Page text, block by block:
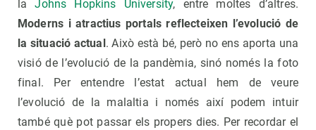
laJohns Hopkins University, entre moltes d’altres.
Moderns i atractius portals reflecteixen l’evolució de
la situació actual . Això està bé, però no ens aporta una
visió de l’evolució de la pandèmia, sinó només la foto
final. Per entendre l’estat actual hem de veure
l’evolució de la malaltia i només així podem intuir
també què pot passar els propers dies. Per recordar el